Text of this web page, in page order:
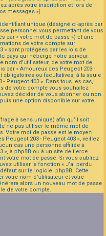
après votre inscription et lors de
messages »).
unique (désigné ci-après par
personnel vous permettant de vous
par « votre mot de passe ») et une
de votre compte sur
» sont protégées par les lois de
pays qui héberge notre serveur.
nom d’utilisateur, de votre mot de
par « Amoureux des Peugeot 203 -
obligatoires ou facultatives, à la seule
Peugeot 403 ». Dans tous les cas,
de votre compte vous souhaitez
décider de vous abonner ou non
une option disponible sur votre
à sens unique) afin qu’il soit
ne pas utiliser le même mot de
Votre mot de passe est le moyen
Peugeot 203 - Peugeot 403 », veillez
cas une personne affiliée à
», à phpBB ou à un site de tierce
votre mot de passe. Si vous oubliez
utiliser la fonction « J’ai perdu
sur le logiciel phpBB. Cette
votre nom d’utilisateur et votre
alors un nouveau mot de passe
de votre compte.